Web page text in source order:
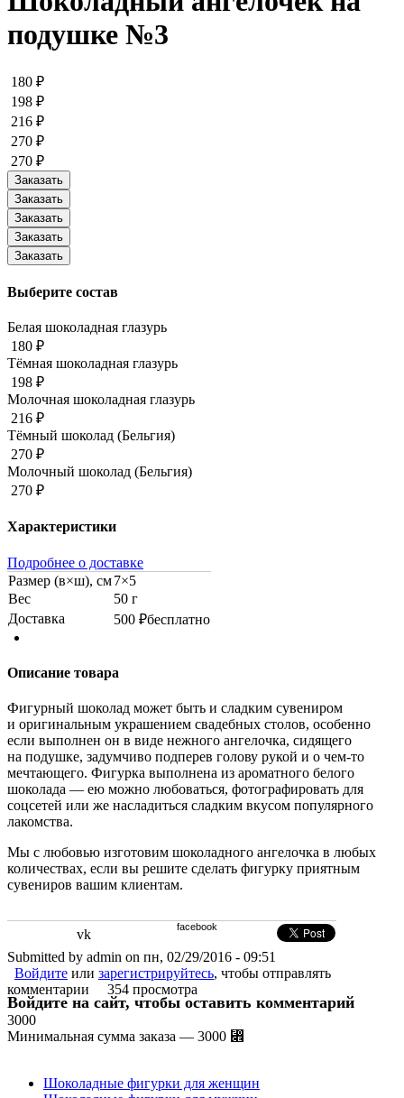
подушке №3
180 ₽
198 ₽
216 ₽
270 ₽
270 ₽
Выберите состав
Белая шоколадная глазурь
180 ₽
Тёмная шоколадная глазурь
198 ₽
Молочная шоколадная глазурь
216 ₽
Тёмный шоколад (Бельгия)
270 ₽
Молочный шоколад (Бельгия)
270 ₽
Характеристики
Подробнее о доставке
Размер (в×ш), см7×5
Вес
50 г
Доставка
500 ₽бесплатно
Описание товара
Фигурный шоколад может быть и сладким сувениром
и оригинальным украшением свадебных столов, особенно
если выполнен он в виде нежного ангелочка, сидящего
на подушке, задумчиво подперев голову рукой и о чем-то
мечтающего. Фигурка выполнена из ароматного белого
шоколада — ею можно любоваться, фотографировать для
соцсетей или же насладиться сладким вкусом популярного
лакомства.
Мы с любовью изготовим шоколадного ангелочка в любых
количествах, если вы решите сделать фигурку приятным
сувениров вашим клиентам.
vk facebook
Submitted by admin on пн, 02/29/2016 - 09:51
Войдите или зарегистрируйтесь, чтобы отправлять
комментарии
354 просмотра
Войдите на сайт, чтобы оставить комментарий
3000
Минимальная сумма заказа — 3000 ⃎
Шоколадные фигурки для женщин